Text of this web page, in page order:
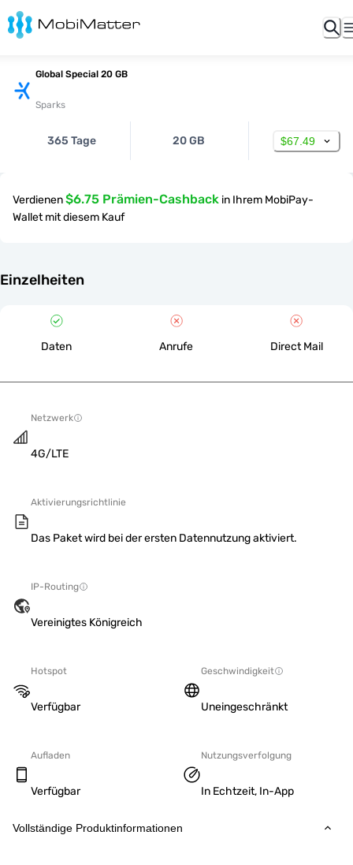
Global Special 20 GB
Sparks
365 Tage 20 GB $67.49
Verdienen$6.75 Prämien-Cashback in Ihrem MobiPay-
Wallet mit diesem Kauf
Einzelheiten
Daten Anrufe Direct Mail
Netzwerk
4G/LTE
Aktivierungsrichtlinie
Das Paket wird bei der ersten Datennutzung aktiviert.
IP-Routing
Vereinigtes Königreich
Hotspot
Verfügbar
Geschwindigkeit
Uneingeschränkt
Aufladen
Verfügbar
Nutzungsverfolgung
In Echtzeit, In-App
Vollständige Produktinformationen